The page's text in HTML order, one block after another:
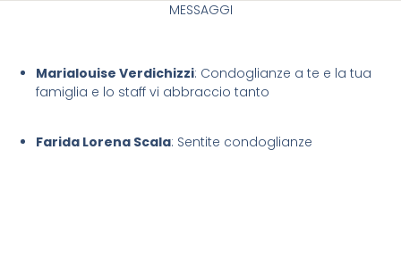
MESSAGGI
Marialouise Verdichizzi: Condoglianze a te e la tua
famiglia e lo staff vi abbraccio tanto
Farida Lorena Scala: Sentite condoglianze